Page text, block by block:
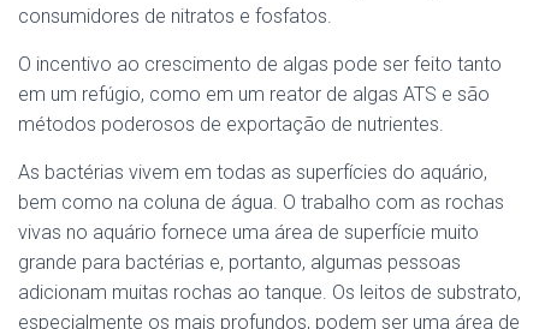
consumidores de nitratos e fosfatos.
O incentivo ao crescimento de algas pode ser feito tanto
em um refúgio, como em um reator de algas ATS e são
métodos poderosos de exportação de nutrientes.
As bactérias vivem em todas as superfícies do aquário,
bem como na coluna de água. O trabalho com as rochas
vivas no aquário fornece uma área de superfície muito
grande para bactérias e, portanto, algumas pessoas
adicionam muitas rochas ao tanque. Os leitos de substrato,
especialmente os mais profundos, podem ser uma área de